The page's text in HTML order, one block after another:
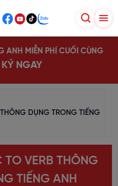
ANH MIỄN PHÍ CUỐI CÙNG
NGAY
DỤNG TRONG TIẾNG
VERB THÔNG
TIẾNG ANH